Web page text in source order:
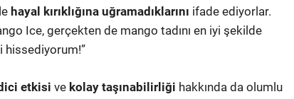
hayal kırıklığına uğramadıklarını ifade ediyorlar.
Ice, gerçekten de mango tadını en iyi şekilde
hissediyorum!”
etkisi ve kolay taşınabilirliği hakkında da olumlu